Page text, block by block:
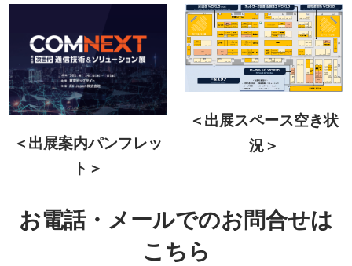
＜出展案内パンフレッ
ト＞
＜出展スペース空き状
況＞
お電話・メールでのお問合せは
こちら